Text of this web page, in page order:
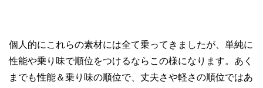
個人的にこれらの素材には全て乗ってきましたが、単純に
性能や乗り味で順位をつけるならこの様になります。あく
までも性能＆乗り味の順位で、丈夫さや軽さの順位ではあ